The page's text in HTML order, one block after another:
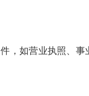
，如营业执照、